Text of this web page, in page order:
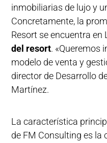
inmobiliarias de lujo y
Concretamente, la
Resort se encuentra en
del resort. «Queremos
modelo de venta y
director de Desarrollo
Martínez.
La característica
de FM Consulting es la